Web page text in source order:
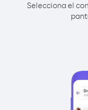
Selecciona el